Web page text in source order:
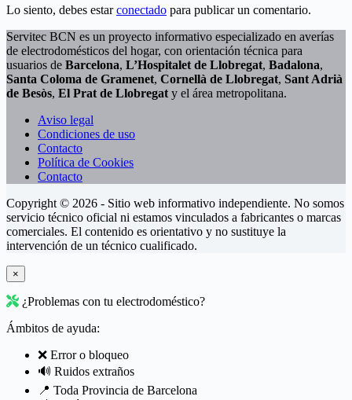
Lo siento, debes estarconectado para publicar un comentario.
Servitec BCN es un proyecto informativo especializado en averías
de electrodomésticos del hogar, con orientación técnica para
usuarios de Barcelona, L’Hospitalet de Llobregat, Badalona,
Santa Coloma de Gramenet, Cornellà de Llobregat, Sant Adrià
de Besòs, El Prat de Llobregat y el área metropolitana.
Aviso legal
Condiciones de uso
Contacto
Política de Cookies
Contacto
Copyright © 2026 - Sitio web informativo independiente. No somos
servicio técnico oficial ni estamos vinculados a fabricantes o marcas
comerciales. El contenido es orientativo y no sustituye la
intervención de un técnico cualificado.
×
¿Problemas con tu electrodoméstico?
Ámbitos de ayuda:
❌ Error o bloqueo
🔊 Ruidos extraños
📍 Toda Provincia de Barcelona